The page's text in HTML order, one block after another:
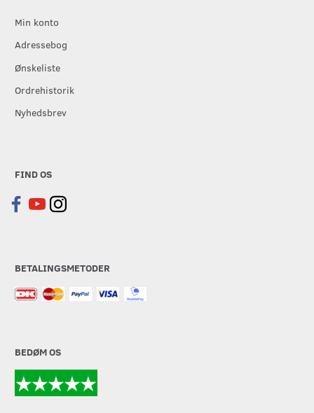
Min konto
Adressebog
Ønskeliste
Ordrehistorik
Nyhedsbrev
FIND OS
BETALINGSMETODER
BEDØM OS